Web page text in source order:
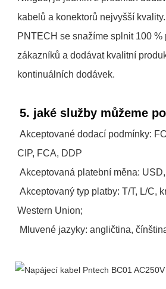
kabelů a konektorů nejvyšší
PNTECH se snažíme splnit 100 %
zákazníků a dodávat kvalitní
kontinuálních dodávek.
5. jaké služby můžeme
Akceptované dodací podmínky:
CIP, FCA, DDP
Akceptovaná platební měna:
Western Union;
Mluvené jazyky: angličtina,